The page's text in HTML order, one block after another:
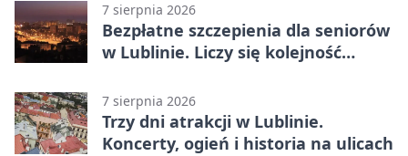
7 sierpnia 2026
Bezpłatne szczepienia dla seniorów
w Lublinie. Liczy się kolejność
7 sierpnia 2026
Trzy dni atrakcji w Lublinie.
Koncerty, ogień i historia na ulicach